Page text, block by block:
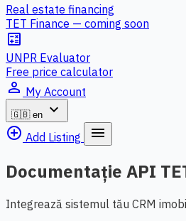
Real estate financing
TET Finance — coming soon
calculate
UNPR Evaluator
Free price calculator
person_outline My Account
🇬🇧 en
expand_more
add_circle_outline Add Listing menu
Documentație API
Integrează sistemul tău CRM